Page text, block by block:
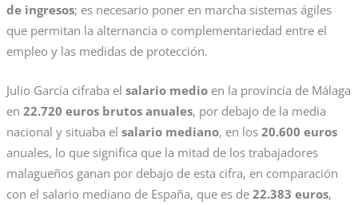
de ingresos; es necesario poner en marcha sistemas ágiles
que permitan la alternancia o complementariedad entre el
empleo y las medidas de protección.
Julio García cifraba el salario medioen la provincia de Málaga
en 22.720 euros brutos anuales, por debajo de la media
nacional y situaba el salario mediano, en los 20.600 euros
anuales, lo que significa que la mitad de los trabajadores
malagueños ganan por debajo de esta cifra, en comparación
con el salario mediano de España, que es de 22.383 euros​,